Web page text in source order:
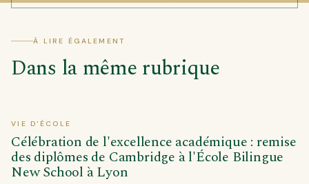
À LIRE ÉGALEMENT
Dans la même rubrique
VIE D'ÉCOLE
Célébration de l'excellence académique : remise
des diplômes de Cambridge à l'École Bilingue
New School à Lyon